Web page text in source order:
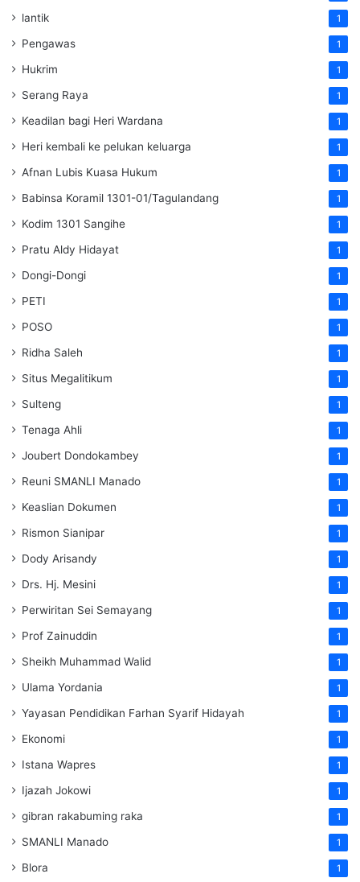
lantik 1
Pengawas 1
Hukrim 1
Serang Raya 1
Keadilan bagi Heri Wardana 1
Heri kembali ke pelukan keluarga 1
Afnan Lubis Kuasa Hukum 1
Babinsa Koramil 1301-01/Tagulandang 1
Kodim 1301 Sangihe 1
Pratu Aldy Hidayat 1
Dongi-Dongi 1
PETI 1
POSO 1
Ridha Saleh 1
Situs Megalitikum 1
Sulteng 1
Tenaga Ahli 1
Joubert Dondokambey 1
Reuni SMANLI Manado 1
Keaslian Dokumen 1
Rismon Sianipar 1
Dody Arisandy 1
Drs. Hj. Mesini 1
Perwiritan Sei Semayang 1
Prof Zainuddin 1
Sheikh Muhammad Walid 1
Ulama Yordania 1
Yayasan Pendidikan Farhan Syarif Hidayah 1
Ekonomi 1
Istana Wapres 1
Ijazah Jokowi 1
gibran rakabuming raka 1
SMANLI Manado 1
Blora 1